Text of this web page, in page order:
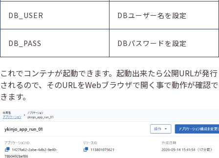
DB_USER DBユーザー名を設定
DB_PASS DBパスワードを設定
これでコンテナが起動できます。起動出来たら公開URLが発行
されるので、そのURLをWebブラウザで開く事で動作が確認で
きます。